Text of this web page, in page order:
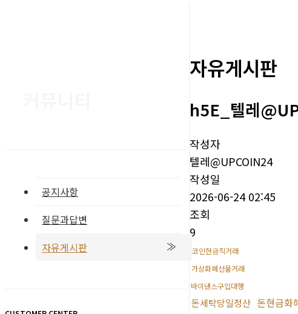
공지사항
질문과답변
자유게시판
자유게시판
h5E_텔레
작성자
텔레@UPCOIN24
작성일
2026-06-24 02:45
조회
9
코인현금직거래
가상화폐선물거래
바이낸스구입대행
돈세탁당일정산 돈현금화